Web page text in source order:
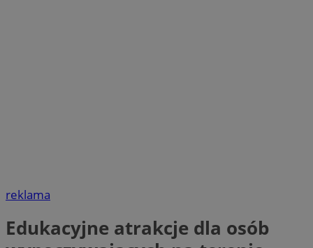
reklama
Edukacyjne atrakcje dla osób